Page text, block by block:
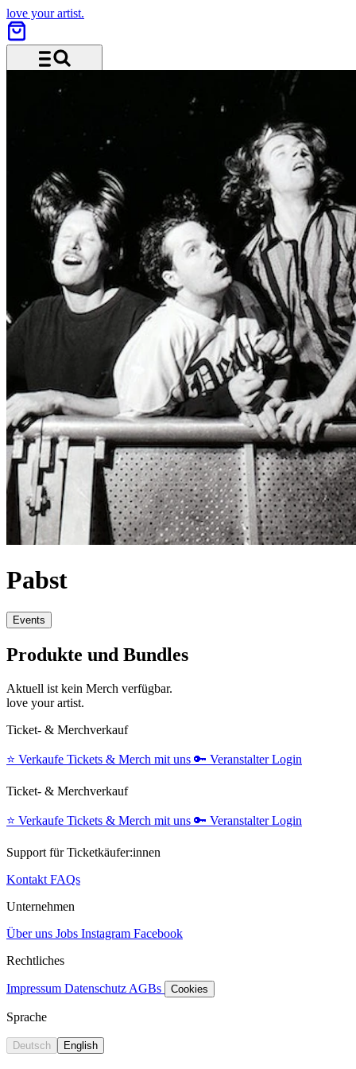
love your artist.
Pabst
Events
Produkte und Bundles
Aktuell ist kein Merch verfügbar.
love your artist.
Ticket- & Merchverkauf
⭐️ Verkaufe Tickets & Merch mit uns 🔑 Veranstalter Login
Ticket- & Merchverkauf
⭐️ Verkaufe Tickets & Merch mit uns 🔑 Veranstalter Login
Support für Ticketkäufer:innen
Kontakt FAQs
Unternehmen
Über uns Jobs Instagram Facebook
Rechtliches
Impressum Datenschutz AGBs Cookies
Sprache
Deutsch English